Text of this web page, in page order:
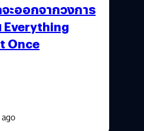
ะออกจากวงการ
Everything
Once